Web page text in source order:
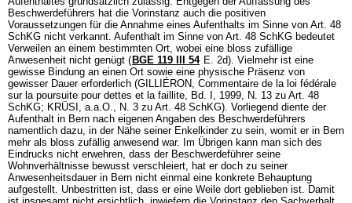
Beschwerdeführers hat die Vorinstanz auch die positiven
Voraussetzungen für die Annahme eines Aufenthalts im Sinne von Art. 48
SchKG nicht verkannt. Aufenthalt im Sinne von Art. 48 SchKG bedeutet
Verweilen an einem bestimmten Ort, wobei eine bloss zufällige
Anwesenheit nicht genügt ( BGE 119 III 54 E. 2d). Vielmehr ist eine
gewisse Bindung an einen Ort sowie eine physische Präsenz von
gewisser Dauer erforderlich (GILLIÉRON, Commentaire de la loi fédérale
sur la poursuite pour dettes et la faillite, Bd. I, 1999, N. 13 zu Art. 48
SchKG; KRÜSI, a.a.O., N. 3 zu Art. 48 SchKG). Vorliegend diente der
Aufenthalt in Bern nach eigenen Angaben des Beschwerdeführers
namentlich dazu, in der Nähe seiner Enkelkinder zu sein, womit er in Bern
mehr als bloss zufällig anwesend war. Im Übrigen kann man sich des
Eindrucks nicht erwehren, dass der Beschwerdeführer seine
Wohnverhältnisse bewusst verschleiert, hat er doch zu seiner
Anwesenheitsdauer in Bern nicht einmal eine konkrete Behauptung
aufgestellt. Unbestritten ist, dass er eine Weile dort geblieben ist. Damit